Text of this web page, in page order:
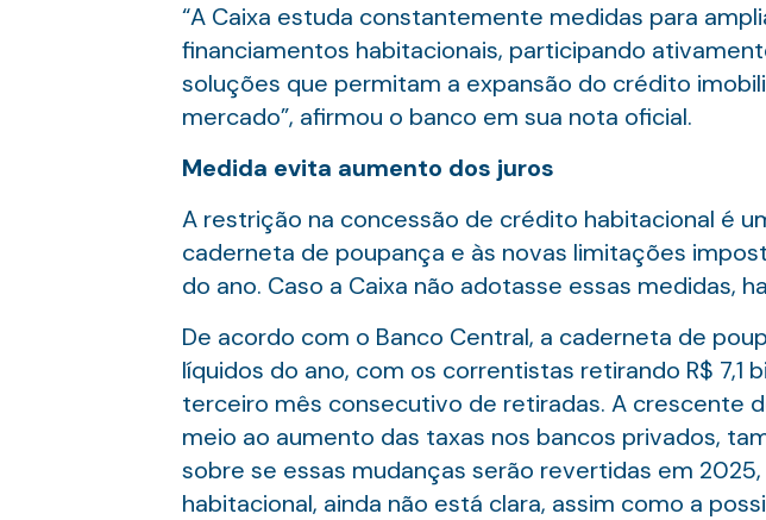
“A Caixa estuda constantemente medidas para
financiamentos habitacionais, participando
soluções que permitam a expansão do crédito
mercado”, afirmou o banco em sua nota oficial.
Medida evita aumento dos juros
A restrição na concessão de crédito habitacional é
caderneta de poupança e às novas limitações
do ano. Caso a Caixa não adotasse essas medidas,
De acordo com o Banco Central, a caderneta de
líquidos do ano, com os correntistas retirando R$
terceiro mês consecutivo de retiradas. A crescente
meio ao aumento das taxas nos bancos privados,
sobre se essas mudanças serão revertidas em
habitacional, ainda não está clara, assim como a